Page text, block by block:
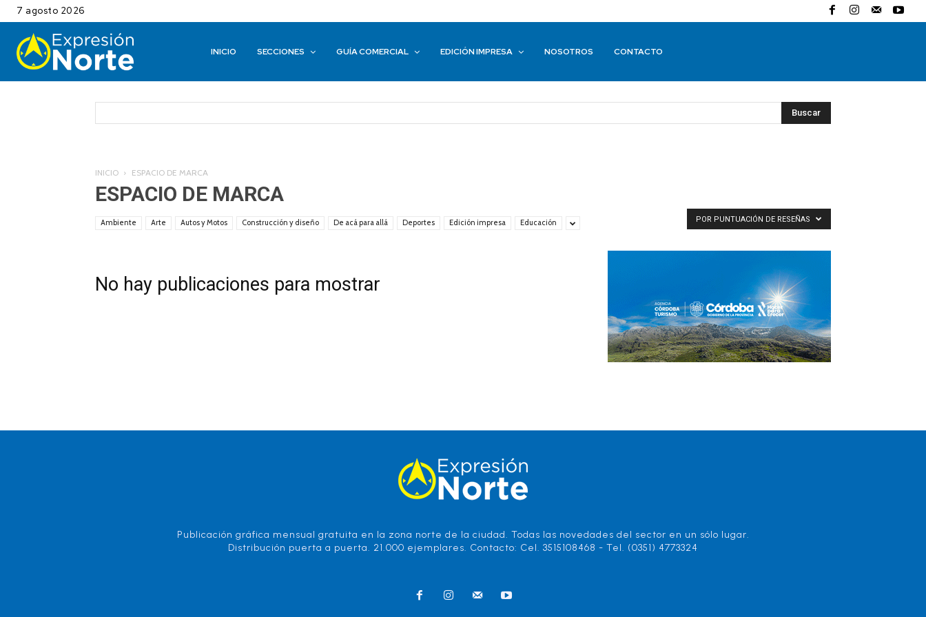
7 agosto 2026
INICIO SECCIONES GUÍA COMERCIAL EDICIÓN IMPRESA NOSOTROS CONTACTO
Buscar
INICIO ESPACIO DE MARCA
ESPACIO DE MARCA
Ambiente Arte Autos y Motos Construcción y diseño De acá para allá Deportes Edición impresa Educación POR PUNTUACIÓN DE RESEÑAS
No hay publicaciones para mostrar
Publicación gráfica mensual gratuita en la zona norte de la ciudad. Todas las novedades del sector en un sólo lugar.
Distribución puerta a puerta. 21.000 ejemplares. Contacto: Cel. 3515108468 - Tel. (0351) 4773324